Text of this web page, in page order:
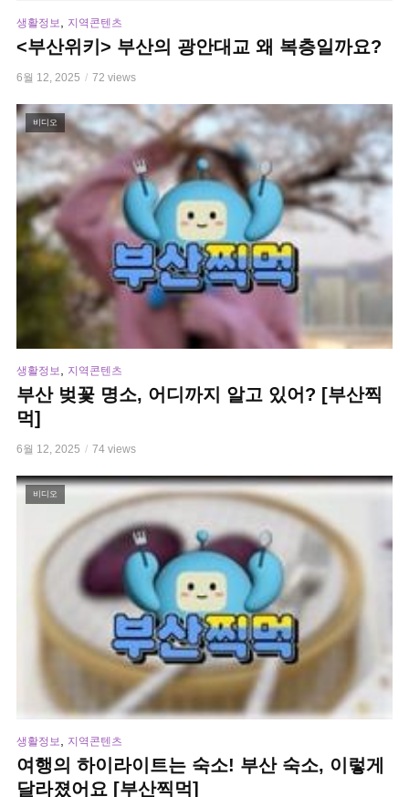
생활정보 지역콘텐츠
<부산위키> 부산의 광안대교 왜 복층일까요?
6월 12, 2025 72 views
비디오
생활정보 지역콘텐츠
부산 벚꽃 명소, 어디까지 알고 있어? [부산찍
먹]
6월 12, 2025 74 views
비디오
생활정보, 지역콘텐츠
여행의 하이라이트는 숙소! 부산 숙소, 이렇게
달라졌어요 [부산찍먹]